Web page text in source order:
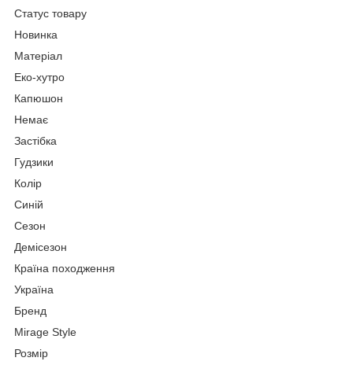
Статус товару
Новинка
Матеріал
Еко-хутро
Капюшон
Немає
Застібка
Гудзики
Колір
Синій
Сезон
Демісезон
Країна походження
Україна
Бренд
Mirage Style
Розмір